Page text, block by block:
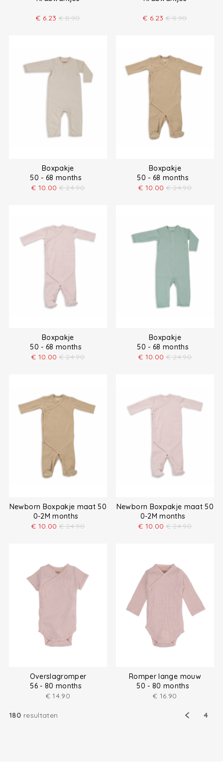
€ 6.23 € 8.90 € 6.23 € 8.90
Boxpakje
50 - 68 months
€ 10.00 € 24.90
Boxpakje
50 - 68 months
€ 10.00 € 24.90
Boxpakje
50 - 68 months
€ 10.00 € 24.90
Boxpakje
50 - 68 months
€ 10.00 € 24.90
Newborn Boxpakje maat 50
0-2M months
€ 10.00 € 24.90
Newborn Boxpakje maat 50
0-2M months
€ 10.00 € 24.90
Overslagromper
56 - 80 months
€ 14.90
Romper lange mouw
50 - 80 months
€ 16.90
180 resultaten 4